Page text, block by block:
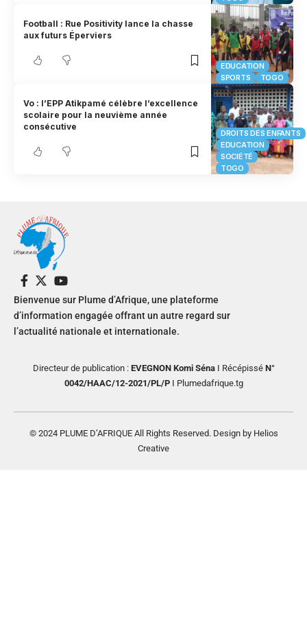
EDUCATION
SPORTS
TOGO
Football : Rue Positivity lance la chasse
aux futurs Éperviers
DROITS DES ENFANTS
EDUCATION
SOCIÉTÉ
TOGO
Vo : l’EPP Atikpamé célèbre l’excellence
scolaire pour la neuvième année
consécutive
Bienvenue sur Plume d’Afrique, une plateforme
d’information engagée offrant un autre regard sur
l’actualité nationale et internationale.
Directeur de publication : EVEGNON Komi SénaI RécépisséN°
0042/HAAC/12-2021/PL/PI Plumedafrique.tg
© 2024 PLUME D’AFRIQUE All Rights Reserved. Design by Helios
Creative